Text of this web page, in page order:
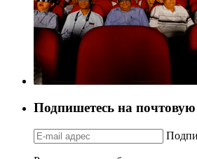
Подпишетесь на